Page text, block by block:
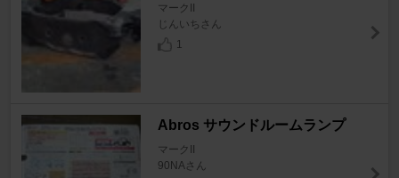
マークII
じんいちさん
1
Abros サウンドルームランプ
マークII
90NAさん